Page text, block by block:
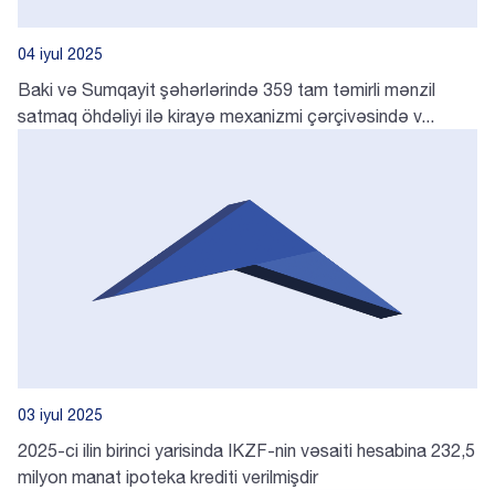
04 iyul 2025
Baki və Sumqayit şəhərlərində 359 tam təmirli mənzil
satmaq öhdəliyi ilə kirayə mexanizmi çərçivəsində v...
03 iyul 2025
2025-ci ilin birinci yarisinda IKZF-nin vəsaiti hesabina 232,5
milyon manat ipoteka krediti verilmişdir